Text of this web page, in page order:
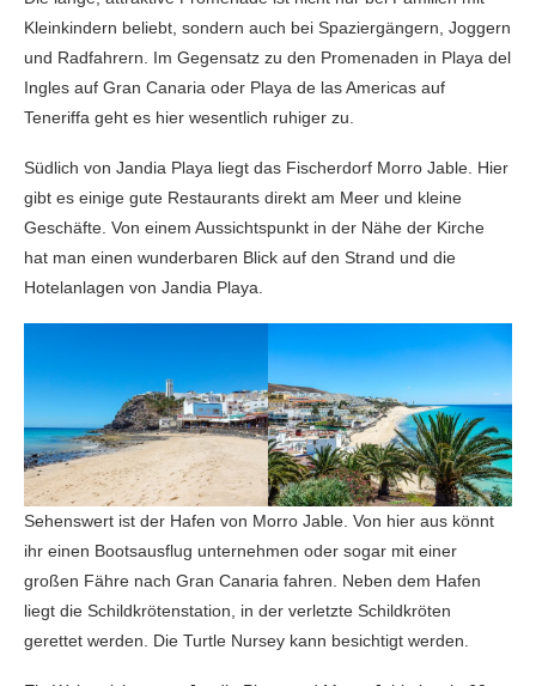
Kleinkindern beliebt, sondern auch bei Spaziergängern, Joggern
und Radfahrern. Im Gegensatz zu den Promenaden in Playa del
Ingles auf Gran Canaria oder Playa de las Americas auf
Teneriffa geht es hier wesentlich ruhiger zu.
Südlich von Jandia Playa liegt das Fischerdorf Morro Jable. Hier
gibt es einige gute Restaurants direkt am Meer und kleine
Geschäfte. Von einem Aussichtspunkt in der Nähe der Kirche
hat man einen wunderbaren Blick auf den Strand und die
Hotelanlagen von Jandia Playa.
Sehenswert ist der Hafen von Morro Jable. Von hier aus könnt
ihr einen Bootsausflug unternehmen oder sogar mit einer
großen Fähre nach Gran Canaria fahren. Neben dem Hafen
liegt die Schildkrötenstation, in der verletzte Schildkröten
gerettet werden. Die Turtle Nursey kann besichtigt werden.